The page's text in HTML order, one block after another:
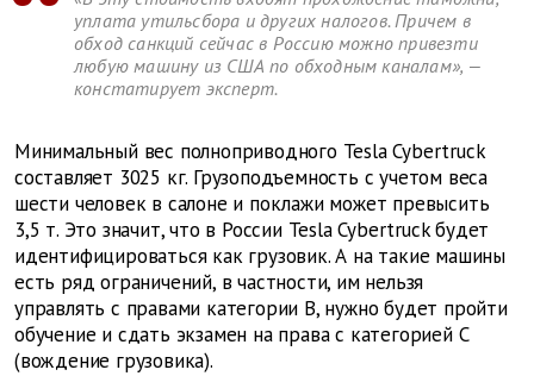
уплата утильсбора и других налогов. Причем в
обход санкций сейчас в Россию можно привезти
любую машину из США по обходным каналам», —
констатирует эксперт.
Минимальный вес полноприводного Tesla Cybertruck
составляет 3025 кг. Грузоподъемность с учетом веса
шести человек в салоне и поклажи может превысить
3,5 т. Это значит, что в России Tesla Cybertruck будет
идентифицироваться как грузовик. А на такие машины
есть ряд ограничений, в частности, им нельзя
управлять с правами категории B, нужно будет пройти
обучение и сдать экзамен на права с категорией C
(вождение грузовика).